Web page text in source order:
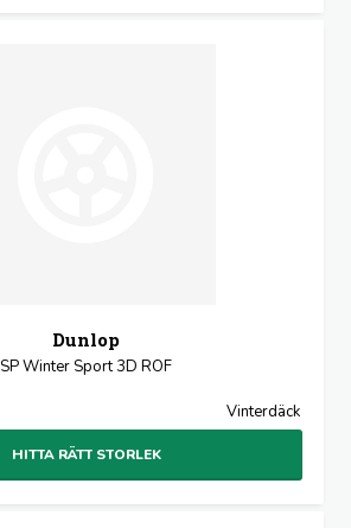
Dunlop
SP Winter Sport 3D ROF
Vinterdäck
HITTA RÄTT STORLEK